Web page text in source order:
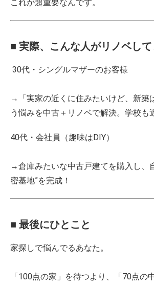
これが超重要なんです。
■ 実際、こんな人がリノベし
30代・シングルマザーのお客様
→「実家の近くに住みたいけど、新築
う悩みを中古＋リノベで解決。学校も
40代・会社員（趣味はDIY）
→倉庫みたいな中古戸建てを購入し、
密基地”を完成！
■ 最後にひとこと
家探しで悩んでるあなた。
「100点の家」を待つより、
「70点の